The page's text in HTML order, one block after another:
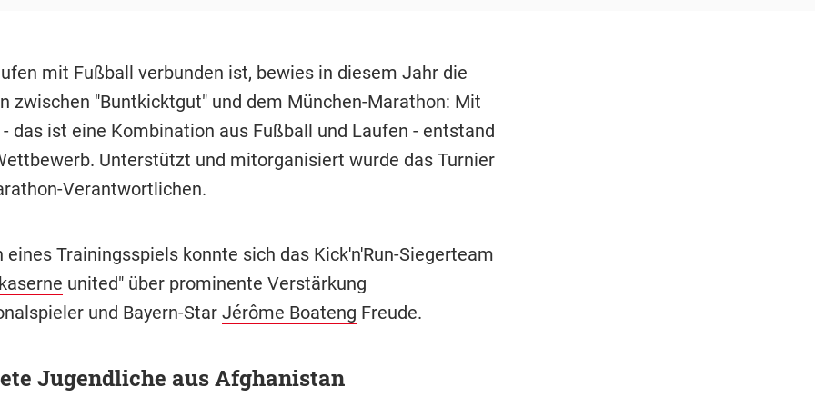
mit Fußball verbunden ist, bewies in diesem Jahr die
zwischen "Buntkicktgut" und dem München-Marathon: Mit
- das ist eine Kombination aus Fußball und Laufen - entstand
Unterstützt und mitorganisiert wurde das Turnier
Verantwortlichen.
eines Trainingsspiels konnte sich das Kick'n'Run-Siegerteam
united" über prominente Verstärkung
und Bayern-Star Jérôme Boateng Freude.
Jugendliche aus Afghanistan